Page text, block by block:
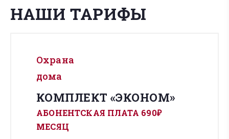
НАШИ ТАРИФЫ
Охрана
дома
КОМПЛЕКТ «ЭКОНОМ»
АБОНЕНТСКАЯ ПЛАТА 690₽
МЕСЯЦ